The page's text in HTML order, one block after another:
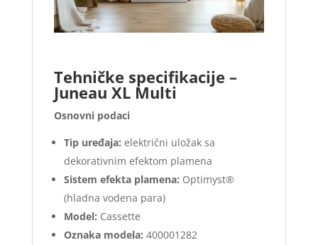
Tehničke specifikacije –
Juneau XL Multi
Osnovni podaci
Tip uređaja: električni uložak sa
dekorativnim efektom plamena
Sistem efekta plamena: Optimyst®
(hladna vodena para)
Model: Cassette
Oznaka modela: 400001282